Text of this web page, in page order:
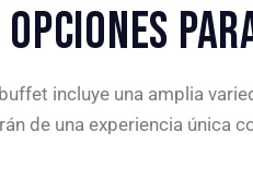
incluye una amplia
de una experiencia única